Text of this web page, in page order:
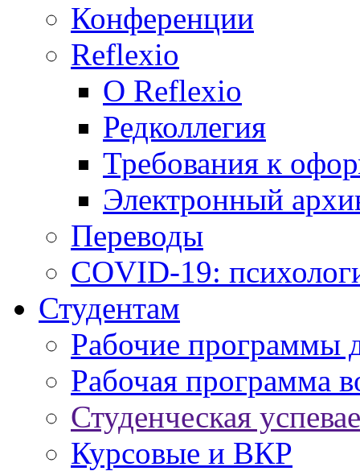
Конференции
Reflexio
О Reflexio
Редколлегия
Требования к
Электронный
Переводы
COVID-19:
Студентам
Рабочие программы
Рабочая программа
Студенческая
Курсовые и ВКР